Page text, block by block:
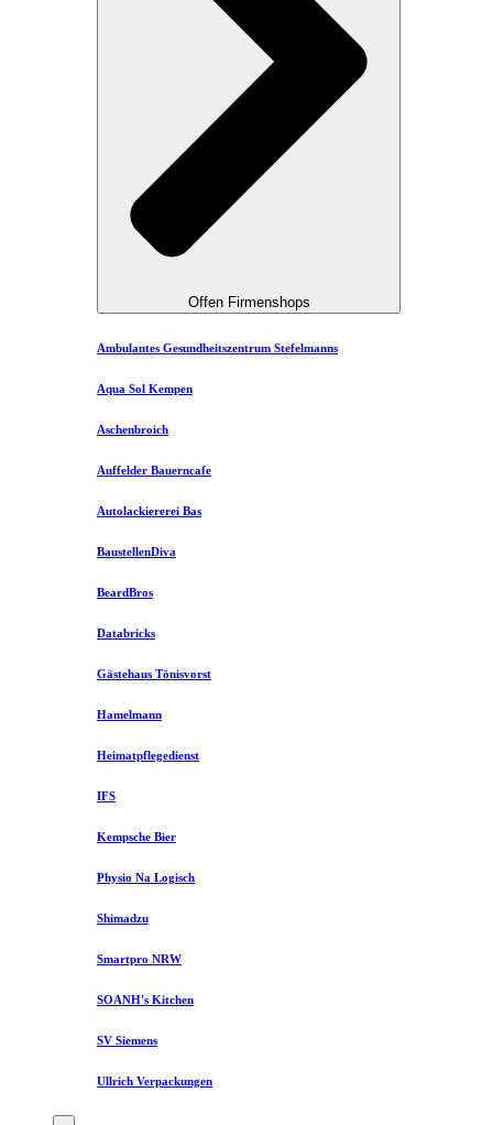
Offen Firmenshops
Ambulantes Gesundheitszentrum Stefelmanns
Aqua Sol Kempen
Aschenbroich
Auffelder Bauerncafe
Autolackiererei Bas
BaustellenDiva
BeardBros
Databricks
Gästehaus Tönisvorst
Hamelmann
Heimatpflegedienst
IFS
Kempsche Bier
Physio Na Logisch
Shimadzu
Smartpro NRW
SOANH's Kitchen
SV Siemens
Ullrich Verpackungen